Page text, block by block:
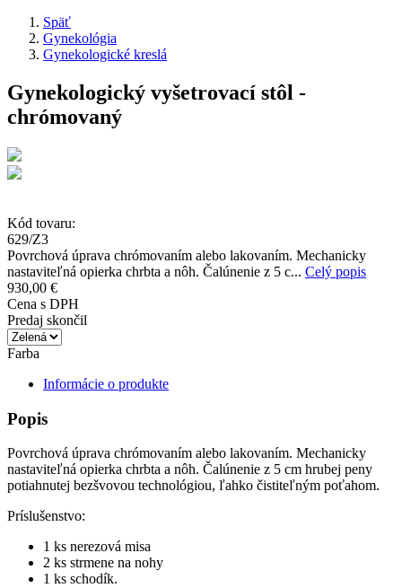
Späť
Gynekológia
Gynekologické kreslá
Gynekologický vyšetrovací stôl -
chrómovaný
Kód tovaru:
629/Z3
Povrchová úprava chrómovaním alebo lakovaním. Mechanicky
nastaviteľná opierka chrbta a nôh. Čalúnenie z 5 c... Celý popis
930,00 €
Cena s DPH
Predaj skončil
Farba
Informácie o produkte
Popis
Povrchová úprava chrómovaním alebo lakovaním. Mechanicky
nastaviteľná opierka chrbta a nôh. Čalúnenie z 5 cm hrubej peny
potiahnutej bezšvovou technológiou, ľahko čistiteľným poťahom.
Príslušenstvo:
1 ks nerezová misa
2 ks strmene na nohy
1 ks schodík.